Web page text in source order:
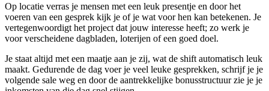
Op locatie verras je mensen met een leuk presentje en door het
voeren van een gesprek kijk je of je wat voor hen kan betekenen. Je
vertegenwoordigt het project dat jouw interesse heeft; zo werk je
voor verscheidene dagbladen, loterijen of een goed doel.
Je staat altijd met een maatje aan je zij, wat de shift automatisch leuk
maakt. Gedurende de dag voer je veel leuke gesprekken, schrijf je je
volgende sale weg en door de aantrekkelijke bonusstructuur zie je je